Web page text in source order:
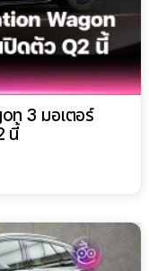
3 มอเตอร์
นี้